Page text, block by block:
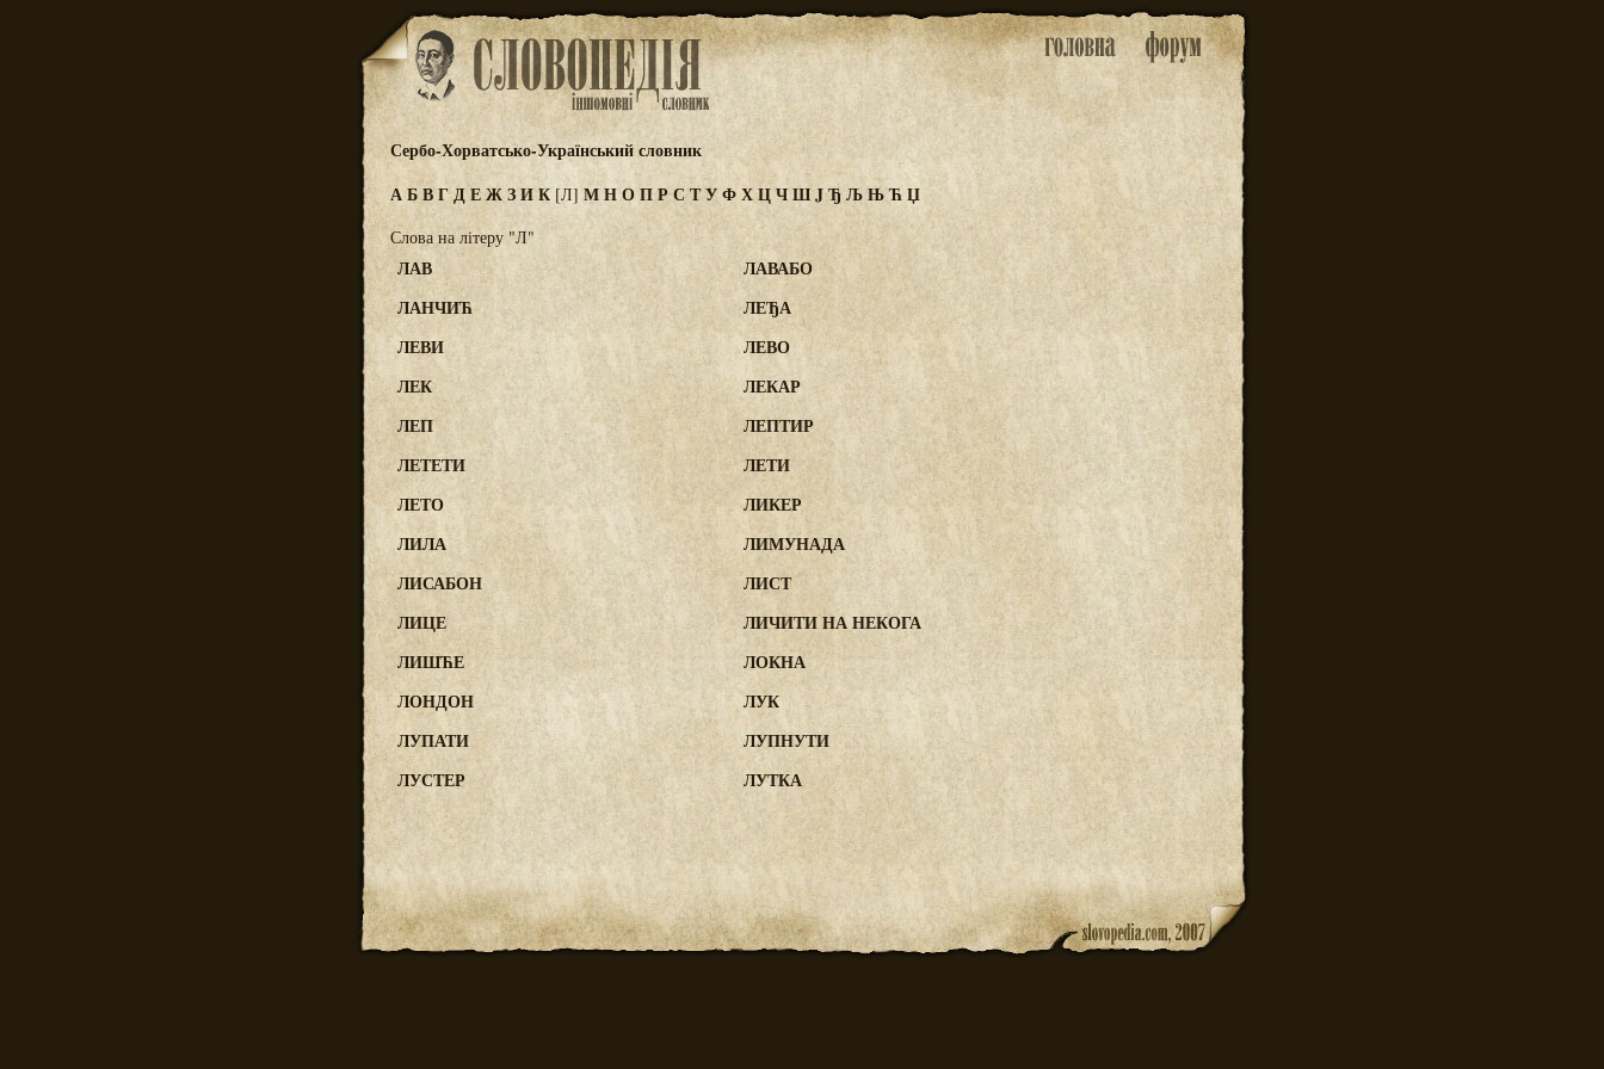
Сербо-Хорватсько-Український словник
АБВГДЕЖЗИК [Л] МНОПРСТУФХЦЧШJЂ ЉЊЋЏ
Слова на літеру "Л"
ЛАВ
ЛАВАБО
ЛАНЧИЋ
ЛЕЂА
ЛЕВИ
ЛЕВО
ЛЕК
ЛЕКАР
ЛЕП
ЛЕПТИР
ЛЕТЕТИ
ЛЕТИ
ЛЕТО
ЛИКЕР
ЛИЛА
ЛИМУНАДА
ЛИСАБОН
ЛИСТ
ЛИЦЕ
ЛИЧИТИ НА НЕКОГА
ЛИШЋЕ
ЛОКНА
ЛОНДОН
ЛУК
ЛУПАТИ
ЛУПНУТИ
ЛУСТЕР
ЛУТКА